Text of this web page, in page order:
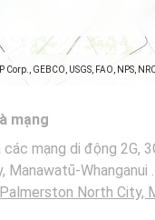
GEBCO, USGS, FAO, NPS,
mạng
mạng di động 2G,
Whanganui
North City,